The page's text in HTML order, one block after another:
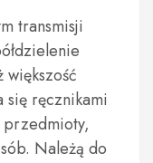
transmisji
się ręcznikami
Należą do